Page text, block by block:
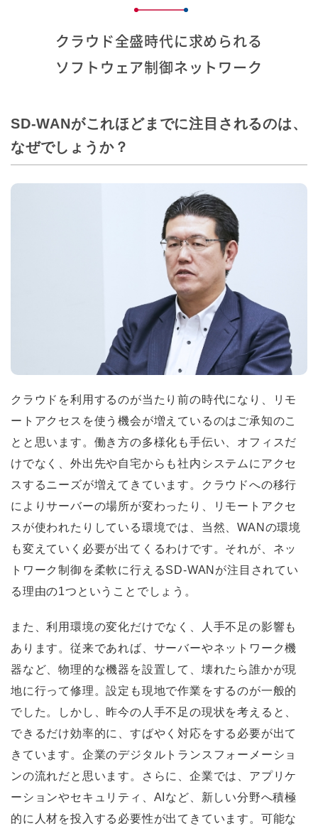
クラウド全盛時代に求められる
ソフトウェア制御ネットワーク
SD-WANがこれほどまでに注目されるのは、
なぜでしょうか？
クラウドを利用するのが当たり前の時代になり、リモ
ートアクセスを使う機会が増えているのはご承知のこ
とと思います。働き方の多様化も手伝い、オフィスだ
けでなく、外出先や自宅からも社内システムにアクセ
スするニーズが増えてきています。クラウドへの移行
によりサーバーの場所が変わったり、リモートアクセ
スが使われたりしている環境では、当然、WANの環境
も変えていく必要が出てくるわけです。それが、ネッ
トワーク制御を柔軟に行えるSD-WANが注目されてい
る理由の1つということでしょう。
また、利用環境の変化だけでなく、人手不足の影響も
あります。従来であれば、サーバーやネットワーク機
器など、物理的な機器を設置して、壊れたら誰かが現
地に行って修理。設定も現地で作業をするのが一般的
でした。しかし、昨今の人手不足の現状を考えると、
できるだけ効率的に、すばやく対応をする必要が出て
きています。企業のデジタルトランスフォーメーショ
ンの流れだと思います。さらに、企業では、アプリケ
ーションやセキュリティ、AIなど、新しい分野へ積極
的に人材を投入する必要性が出てきています。可能な